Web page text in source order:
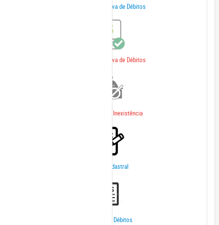
Certidão Negativa de Débitos
Certidão Negativa de Débitos
Declaração de Inexistência
Ficha Cadastral
Extrato de Débitos